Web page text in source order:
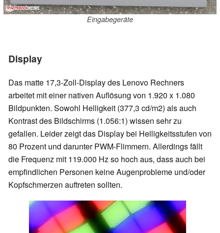
Eingabegeräte
Display
Das matte 17,3-Zoll-Display des Lenovo Rechners
arbeitet mit einer nativen Auflösung von 1.920 x 1.080
Bildpunkten. Sowohl Helligkeit (377,3 cd/m2) als auch
Kontrast des Bildschirms (1.056:1) wissen sehr zu
gefallen. Leider zeigt das Display bei Helligkeitsstufen von
80 Prozent und darunter PWM-Flimmern. Allerdings fällt
die Frequenz mit 119.000 Hz so hoch aus, dass auch bei
empfindlichen Personen keine Augenprobleme und/oder
Kopfschmerzen auftreten sollten.